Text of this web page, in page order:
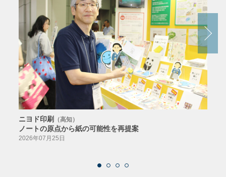
ニヨド印刷 （高知）
ノートの原点から紙の可能性を再提案
2026年07月25日